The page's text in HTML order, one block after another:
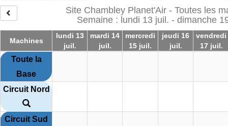
Site Chambley Planet'Air - Toutes les
Semaine : lundi 13 juil. - dimanche
Machines
lundi 13
juil.
mardi 14
juil.
mercredi
15 juil.
jeudi 16
juil.
vendredi
17 juil.
Toute la
Base
Circuit Nord
Circuit Sud